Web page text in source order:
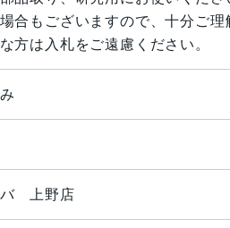
合もございますので、十分ご
方は入札をご遠慮ください。
バ 上野店